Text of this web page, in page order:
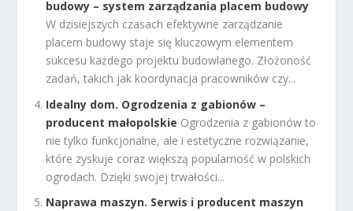
budowy – system zarządzania placem budowy
W dzisiejszych czasach efektywne zarządzanie
placem budowy staje się kluczowym elementem
sukcesu każdego projektu budowlanego. Złożoność
zadań, takich jak koordynacja pracowników czy...
Idealny dom. Ogrodzenia z gabionów –
producent małopolskie Ogrodzenia z gabionów to
nie tylko funkcjonalne, ale i estetyczne rozwiązanie,
które zyskuje coraz większą popularność w polskich
ogrodach. Dzięki swojej trwałości...
Naprawa maszyn. Serwis i producent maszyn